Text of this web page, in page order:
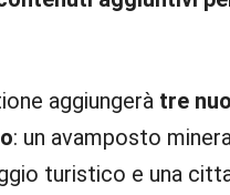
aggiungerà tre
: un avamposto
turistico e una